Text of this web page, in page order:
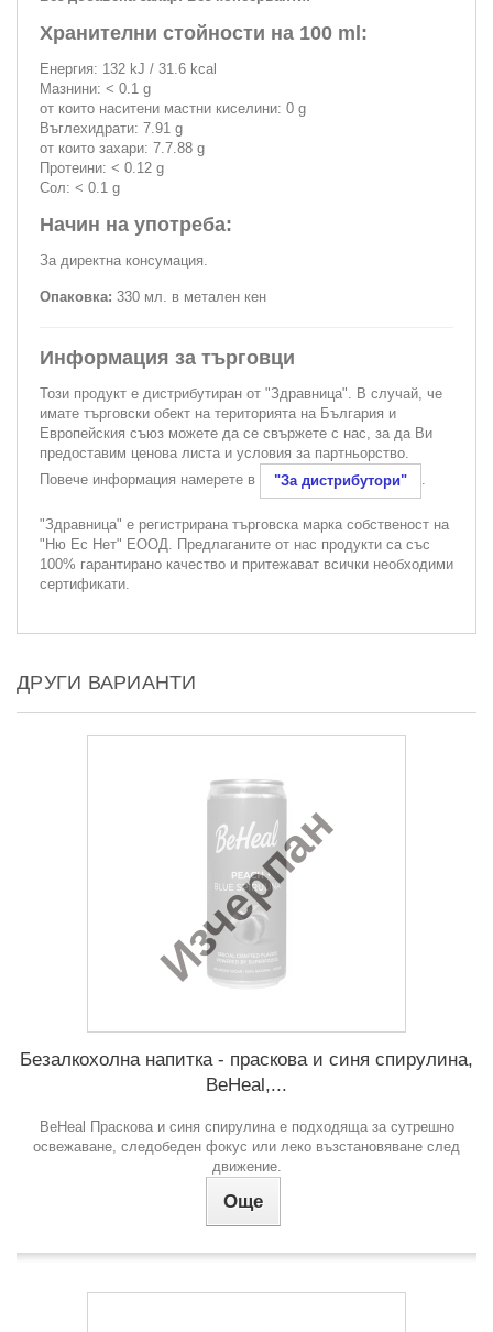
Хранителни стойности на 100 ml:
Енергия: 132 kJ / 31.6 kcal
Мазнини: < 0.1 g
от които наситени мастни киселини: 0 g
Въглехидрати: 7.91 g
от които захари: 7.7.88 g
Протеини: < 0.12 g
Сол: < 0.1 g
Начин на употреба:
За директна консумация.
Опаковка: 330 мл. в метален кен
Информация за търговци
Този продукт е дистрибутиран от "Здравница". В случай, че
имате търговски обект на територията на България и
Европейския съюз можете да се свържете с нас, за да Ви
предоставим ценова листа и условия за партньорство.
Повече информация намерете в
"За дистрибутори" .
"Здравница" е регистрирана търговска марка собственост на
"Ню Ес Нет" ЕООД. Предлаганите от нас продукти са със
100% гарантирано качество и притежават всички необходими
сертификати.
ДРУГИ ВАРИАНТИ
Изчерпан
Безалкохолна напитка - праскова и синя спирулина,
BeHeal,...
BeHeal Праскова и синя спирулина е подходяща за сутрешно
освежаване, следобеден фокус или леко възстановяване след
движение.
Още